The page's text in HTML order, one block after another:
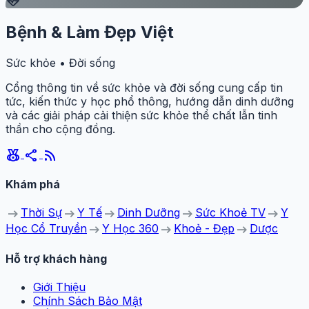
Bệnh & Làm Đẹp Việt
Sức khỏe • Đời sống
Cổng thông tin về sức khỏe và đời sống cung cấp tin
tức, kiến thức y học phổ thông, hướng dẫn dinh dưỡng
và các giải pháp cải thiện sức khỏe thể chất lẫn tinh
thần cho cộng đồng.
social_leaderboard share rss_feed
Khám phá
arrow_right_alt Thời Sự arrow_right_alt Y Tế arrow_right_alt Dinh Dưỡng arrow_right_alt Sức Khoẻ TV arrow_right_alt Y
Học Cổ Truyền arrow_right_alt Y Học 360 arrow_right_alt Khoẻ - Đẹp arrow_right_alt Dược
Hỗ trợ khách hàng
Giới Thiệu
Chính Sách Bảo Mật